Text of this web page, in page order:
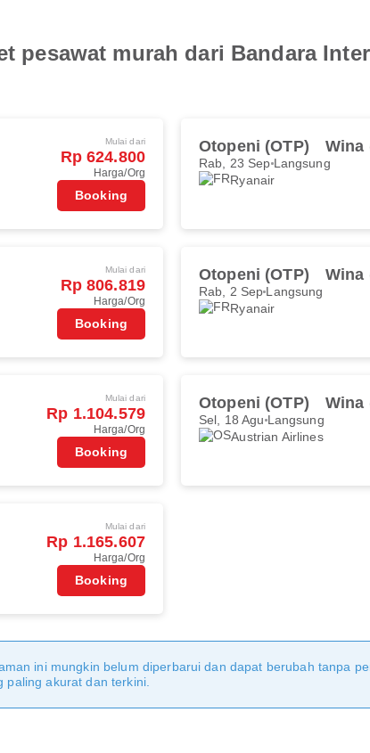
pesawat murah dari Bandara
Mulai dari
Rp 624.800
Harga/Org
Booking
Otopeni (OTP) Wina
Rab, 23 Sep Langsung
Ryanair
Mulai dari
Rp 806.819
Harga/Org
Booking
Otopeni (OTP) Wina
Rab, 2 Sep Langsung
Ryanair
Mulai dari
Rp 1.104.579
Harga/Org
Booking
Otopeni (OTP) Wina
Sel, 18 Agu Langsung
Austrian Airlines
Mulai dari
Rp 1.165.607
Harga/Org
Booking
ini mungkin belum diperbarui dan dapat berubah tanpa
akurat dan terkini.